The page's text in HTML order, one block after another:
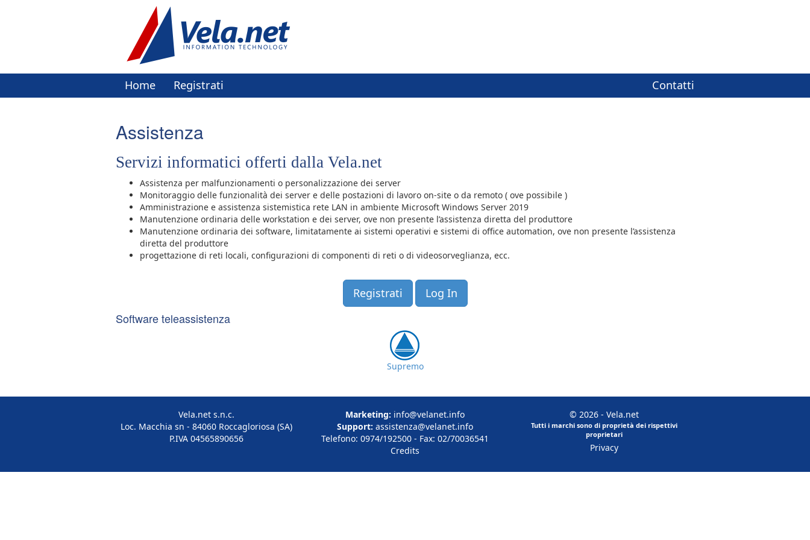
Home Registrati Contatti
Assistenza
Servizi informatici offerti dalla Vela.net
Assistenza per malfunzionamenti o personalizzazione dei server
Monitoraggio delle funzionalità dei server e delle postazioni di lavoro on-site o da remoto ( ove possibile )
Amministrazione e assistenza sistemistica rete LAN in ambiente Microsoft Windows Server 2019
Manutenzione ordinaria delle workstation e dei server, ove non presente l’assistenza diretta del produttore
Manutenzione ordinaria dei software, limitatamente ai sistemi operativi e sistemi di office automation, ove non presente l’assistenza
diretta del produttore
progettazione di reti locali, configurazioni di componenti di reti o di videosorveglianza, ecc.
Registrati Log In
Software teleassistenza
Supremo
Vela.net s.n.c.
Loc. Macchia sn - 84060 Roccagloriosa (SA)
P.IVA 04565890656
Marketing: info@velanet.info
Support: assistenza@velanet.info
Telefono: 0974/192500 - Fax: 02/70036541
Credits
© 2026 - Vela.net
Tutti i marchi sono di proprietà dei rispettivi
proprietari
Privacy